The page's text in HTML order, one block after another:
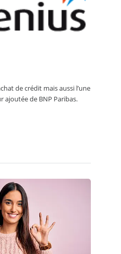
de crédit mais aussi l’une
ajoutée de BNP Paribas.